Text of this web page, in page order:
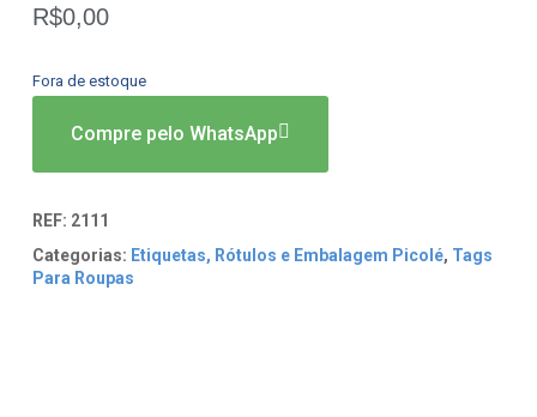
R$0,00
Fora de estoque
Compre pelo WhatsApp
REF: 2111
Categorias: Etiquetas, Rótulos e Embalagem Picolé, Tags
Para Roupas